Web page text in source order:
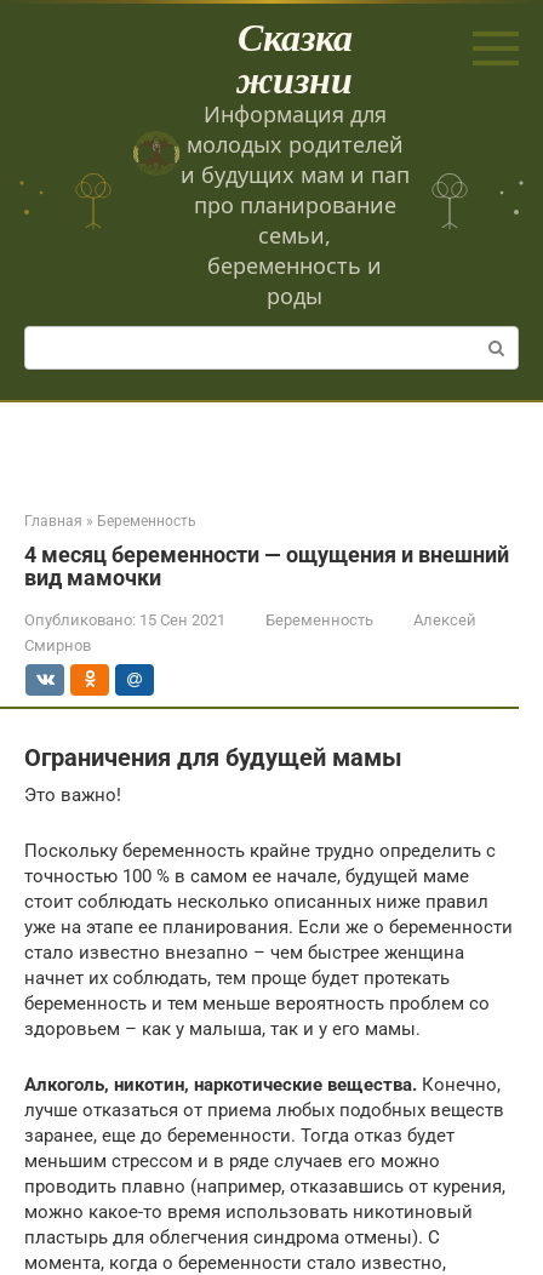
Сказка
жизни
Информация для
молодых родителей
и будущих мам и пап
про планирование
семьи,
беременность и
роды
Поиск:
Главная » Беременность
4 месяц беременности — ощущения и внешний
вид мамочки
Опубликовано: 15 Сен 2021 Беременность
Алексей
Смирнов
Ограничения для будущей мамы
Это важно!
Поскольку беременность крайне трудно определить с
точностью 100 % в самом ее начале, будущей маме
стоит соблюдать несколько описанных ниже правил
уже на этапе ее планирования. Если же о беременности
стало известно внезапно – чем быстрее женщина
начнет их соблюдать, тем проще будет протекать
беременность и тем меньше вероятность проблем со
здоровьем – как у малыша, так и у его мамы.
Алкоголь, никотин, наркотические вещества. Конечно,
лучше отказаться от приема любых подобных веществ
заранее, еще до беременности. Тогда отказ будет
меньшим стрессом и в ряде случаев его можно
проводить плавно (например, отказавшись от курения,
можно какое-то время использовать никотиновый
пластырь для облегчения синдрома отмены). С
момента, когда о беременности стало известно,